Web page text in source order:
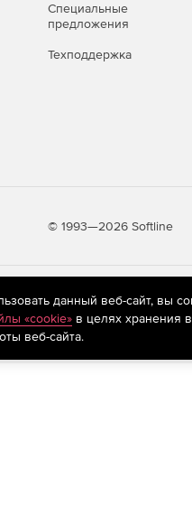
Специальные
предложения
Техподдержка
© 1993—2026 Softline
применяются
к предпочтениям
данный веб-сайт, вы
«cookie»в целях хранения
веб-сайта.